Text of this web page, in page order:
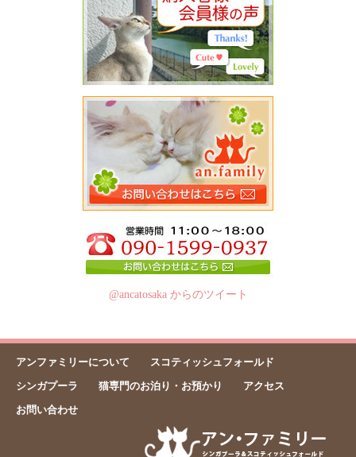
@ancatosaka からのツイート
アンファミリーについて
スコティッシュフォールド
シンガプーラ
猫専門のお泊り・お預かり
アクセス
お問い合わせ